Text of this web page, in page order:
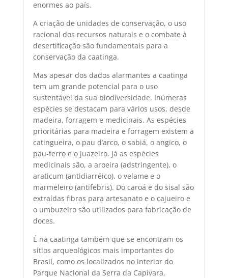
enormes ao país.
A criação de unidades de conservação, o uso
racional dos recursos naturais e o combate à
desertificação são fundamentais para a
conservação da caatinga.
Mas apesar dos dados alarmantes a caatinga
tem um grande potencial para o uso
sustentável da sua biodiversidade. Inúmeras
espécies se destacam para vários usos, desde
madeira, forragem e medicinais. As espécies
prioritárias para madeira e forragem existem a
catingueira, o pau d’arco, o sabiá, o angico, o
pau-ferro e o juazeiro. Já as espécies
medicinais são, a aroeira (adstringente), o
araticum (antidiarréico), o velame e o
marmeleiro (antifebris). Do caroá e do sisal são
extraídas fibras para artesanato e o cajueiro e
o umbuzeiro são utilizados para fabricação de
doces.
É na caatinga também que se encontram os
sítios arqueológicos mais importantes do
Brasil, como os localizados no interior do
Parque Nacional da Serra da Capivara,